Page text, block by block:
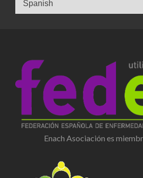
Enach Asociación es